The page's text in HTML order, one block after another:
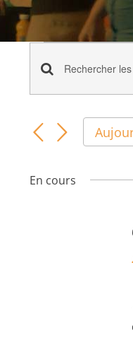
for
23
juillet
vues
Saisir
clé.
Rechercher
En cours